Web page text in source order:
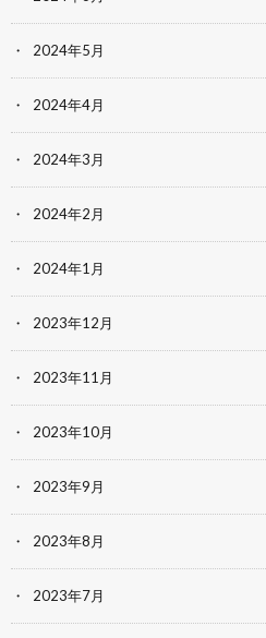
2024年5月
2024年4月
2024年3月
2024年2月
2024年1月
2023年12月
2023年11月
2023年10月
2023年9月
2023年8月
2023年7月